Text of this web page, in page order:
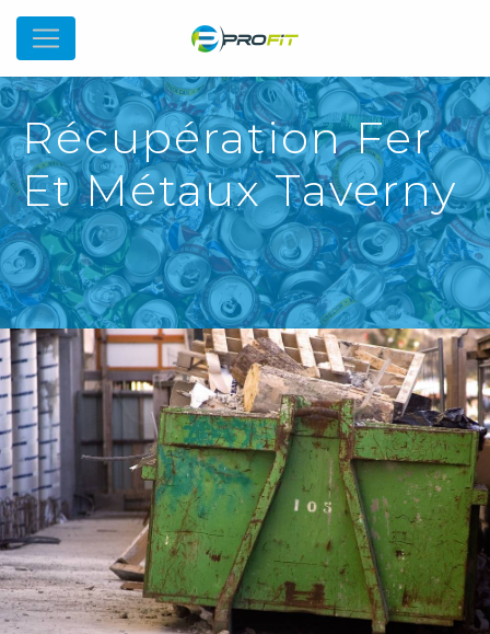
Récupération Fer
Et Métaux Taverny